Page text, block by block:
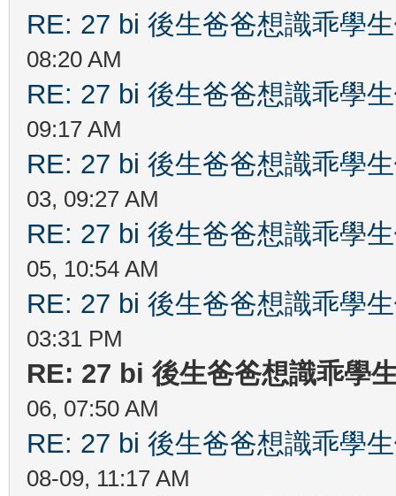
RE: 27 bi 後生爸爸想識乖學
08:20 AM
RE: 27 bi 後生爸爸想識乖學
09:17 AM
RE: 27 bi 後生爸爸想識乖學
03, 09:27 AM
RE: 27 bi 後生爸爸想識乖學
05, 10:54 AM
RE: 27 bi 後生爸爸想識乖學
03:31 PM
RE: 27 bi 後生爸爸想識乖學
06, 07:50 AM
RE: 27 bi 後生爸爸想識乖學
08-09, 11:17 AM